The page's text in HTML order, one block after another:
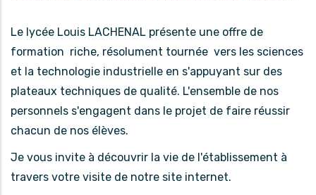
Le lycée Louis LACHENAL présente une offre de
formation riche, résolument tournée vers les sciences
et la technologie industrielle en s'appuyant sur des
plateaux techniques de qualité. L'ensemble de nos
personnels s'engagent dans le projet de faire réussir
chacun de nos élèves.
Je vous invite à découvrir la vie de l'établissement à
travers votre visite de notre site internet.